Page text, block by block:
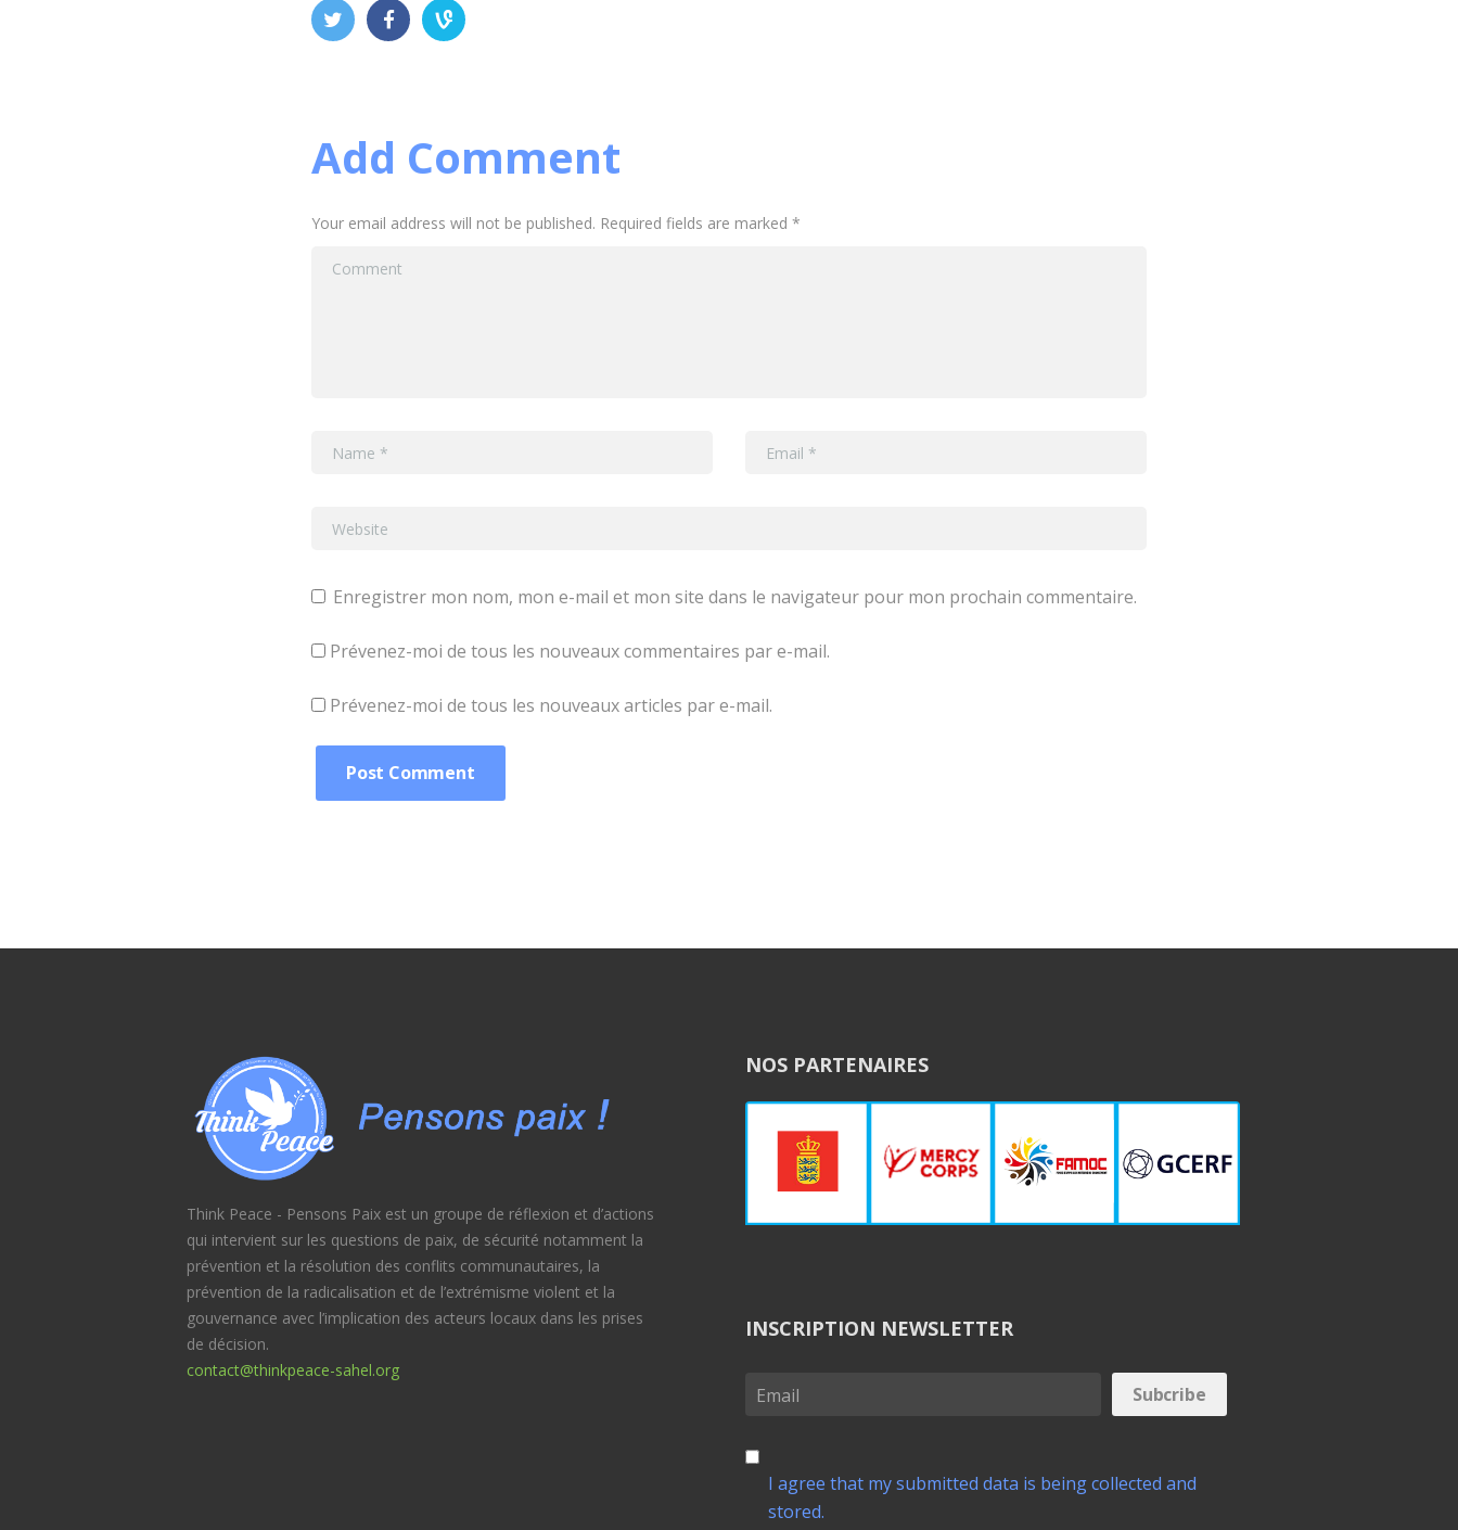
Add Comment
Your email address will not be published. Required fields are marked *
Enregistrer mon nom, mon e-mail et mon site dans le navigateur pour mon prochain commentaire.
Prévenez-moi de tous les nouveaux commentaires par e-mail.
Prévenez-moi de tous les nouveaux articles par e-mail.
Think Peace - Pensons Paix est un groupe de réflexion et d’actions
qui intervient sur les questions de paix, de sécurité notamment la
prévention et la résolution des conflits communautaires, la
prévention de la radicalisation et de l’extrémisme violent et la
gouvernance avec l’implication des acteurs locaux dans les prises
de décision.
contact@thinkpeace-sahel.org
NOS PARTENAIRES
INSCRIPTION NEWSLETTER
I agree that my submitted data is being collected and
stored.